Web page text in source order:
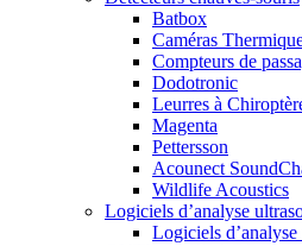
Batbox
Caméras
Compteurs de
Dodotronic
Leurres à
Magenta
Pettersson
Acounect
Wildlife Acoustics
Logiciels d’analyse
Logiciels d’analyse